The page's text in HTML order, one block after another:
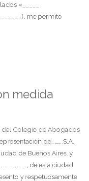
«_____
me permito
medida
del Colegio de Abogados
de……….S.A.,
de Buenos Aires, y
de esta ciudad
y respetuosamente